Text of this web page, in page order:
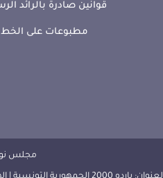
قوانين صادرة بالرائد
مطبوعات على الخط
مجلس